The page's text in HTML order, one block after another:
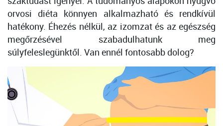
orvosi diéta könnyen alkalmazható és rendkívül
hatékony. Éhezés nélkül, az izomzat és az egészség
megőrzésével szabadulhatunk meg
súlyfeleslegünktől. Van ennél fontosabb dolog?